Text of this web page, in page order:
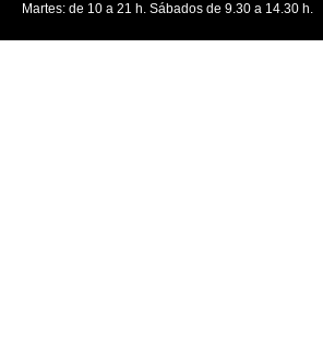
Martes: de 10 a 21 h. Sábados de 9.30 a 14.30 h.